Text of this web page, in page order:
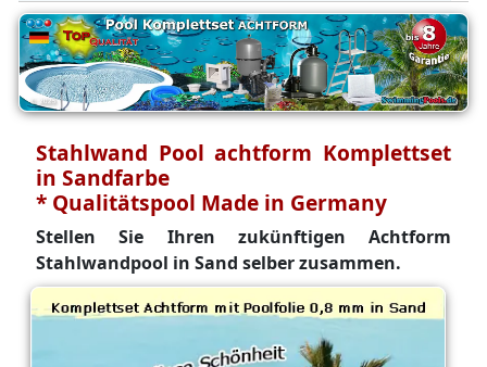
Stahlwand Pool achtform Komplettset
in Sandfarbe
* Qualitätspool Made in Germany
Stellen Sie Ihren zukünftigen Achtform
Stahlwandpool in Sand selber zusammen.